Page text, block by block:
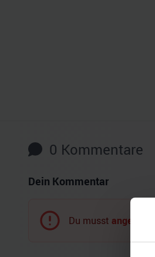
0 Kommentare
Dein Kommentar
Du musst angemeldet